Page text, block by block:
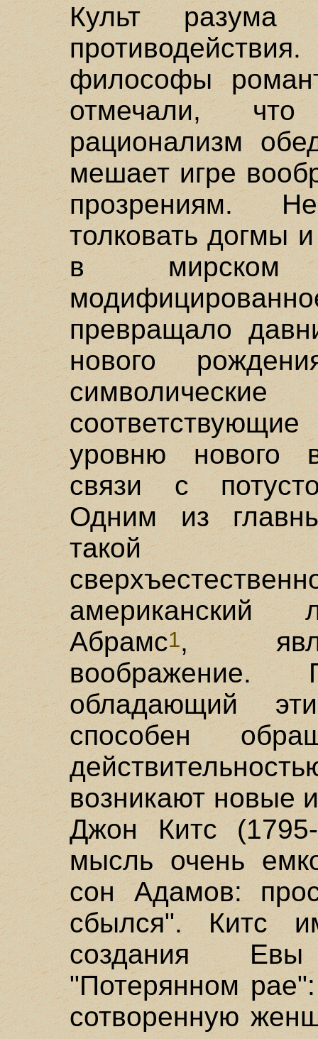
Культ
философы
отмечали,
рационализм
мешает игре
прозрениям.
толковать догмы
в мирском
превращало
нового
уровню нового
связи с
Одним из
такой
американский
Абрамс1,
воображение.
обладающий
способен
возникают новые
Джон Китс
мысль очень
сон Адамов:
сбылся". Китс
создания
"Потерянном
сотворенную